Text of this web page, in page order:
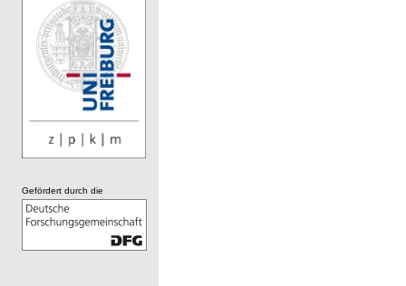
Gefördert durch die